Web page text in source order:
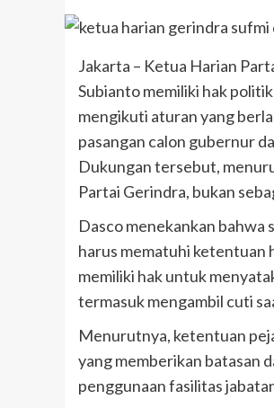
Jakarta – Ketua Harian
Subianto memiliki hak
mengikuti aturan yang
pasangan calon gubernur
Dukungan tersebut,
Partai Gerindra, bukan
Dasco menekankan
harus mematuhi ketentuan
memiliki hak untuk
termasuk mengambil cuti
Menurutnya, ketentuan
yang memberikan batasan
penggunaan fasilitas